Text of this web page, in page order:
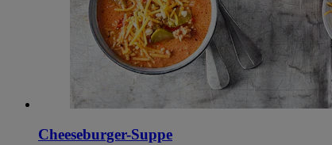
Cheeseburger-Suppe